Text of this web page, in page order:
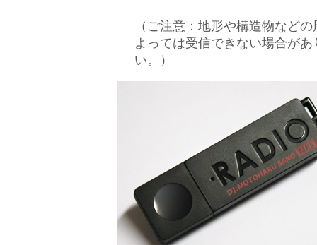
（ご注意：地形や構造物など
よっては受信できない場合が
い。）